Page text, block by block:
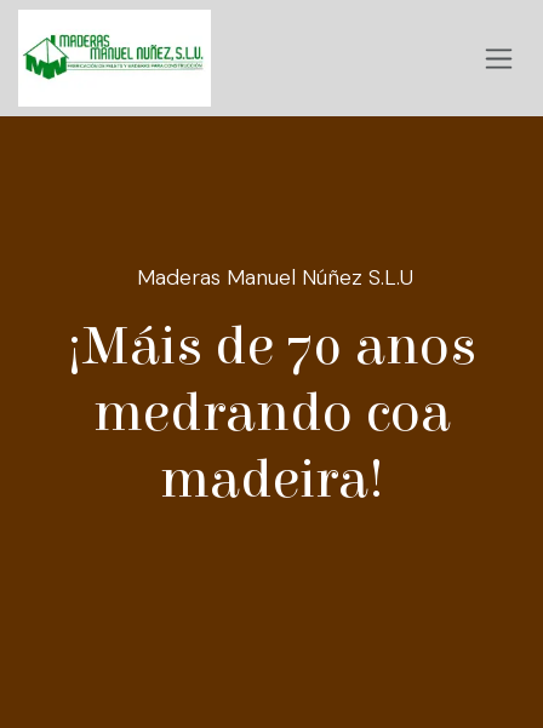
Skip to Content
Maderas Manuel Núñez S.L.U
¡Máis de 70 anos
medrando coa
madeira!